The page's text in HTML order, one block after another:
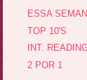
ESSA
TOP 10'S
INT.
2 POR 1